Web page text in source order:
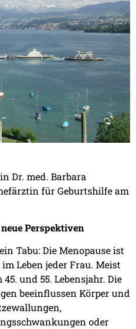
Dr. med. Barbara
für Geburtshilfe am
Perspektiven
Tabu: Die Menopause ist
Leben jeder Frau. Meist
und 55. Lebensjahr. Die
beeinflussen Körper und
oder